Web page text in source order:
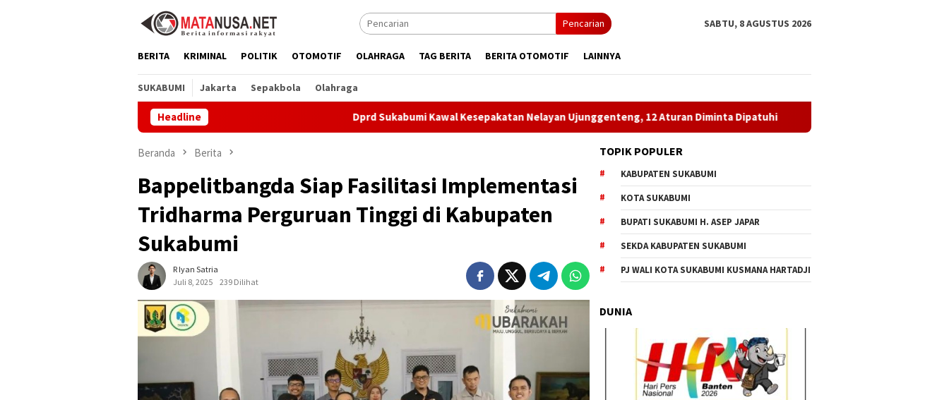
Pencarian SABTU, 8 AGUSTUS 2026
BERITA KRIMINAL POLITIK OTOMOTIF OLAHRAGA TAG BERITA BERITA OTOMOTIF LAINNYA
SUKABUMI Jakarta Sepakbola Olahraga
Headline Dprd Sukabumi Kawal Kesepakatan Nelayan Ujunggenteng, 12 Aturan Diminta Dipatuhi MBG di SDN Pasirwalang Disorot Wali
Beranda Berita
Bappelitbangda Siap Fasilitasi Implementasi
Tridharma Perguruan Tinggi di Kabupaten
Sukabumi
R Iyan Satria
Juli 8, 2025
239 Dilihat
TOPIK POPULER
KABUPATEN SUKABUMI
KOTA SUKABUMI
BUPATI SUKABUMI H. ASEP JAPAR
SEKDA KABUPATEN SUKABUMI
PJ WALI KOTA SUKABUMI KUSMANA HARTADJI
DUNIA